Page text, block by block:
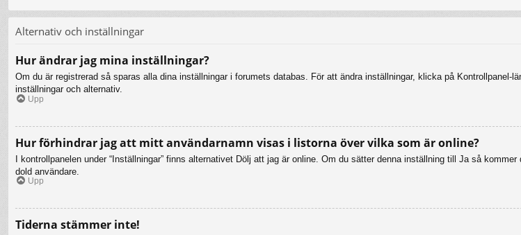
Alternativ och inställningar
Hur ändrar jag mina inställningar?
Om du är registrerad så sparas alla dina inställningar i forumets databas. För att ändra inställningar, klicka på
inställningar och alternativ.
Upp
Hur förhindrar jag att mitt användarnamn visas i listorna över vilka som är online?
I kontrollpanelen under “Inställningar” finns alternativet Dölj att jag är online. Om du sätter denna inställning till Ja så
dold användare.
Upp
Tiderna stämmer inte!